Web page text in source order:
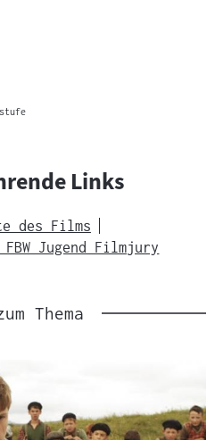
Links
des Films
Jugend Filmjury
Thema